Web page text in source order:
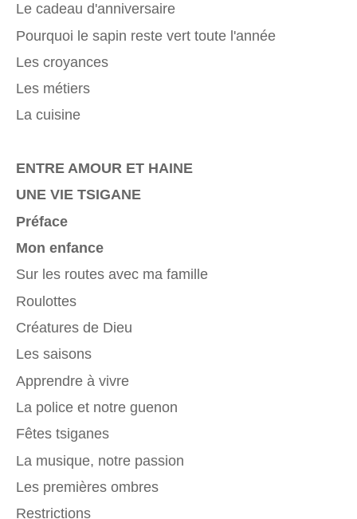
Le cadeau d'anniversaire
Pourquoi le sapin reste vert toute l'année
Les croyances
Les métiers
La cuisine
ENTRE AMOUR ET HAINE
UNE VIE TSIGANE
Préface
Mon enfance
Sur les routes avec ma famille
Roulottes
Créatures de Dieu
Les saisons
Apprendre à vivre
La police et notre guenon
Fêtes tsiganes
La musique, notre passion
Les premières ombres
Restrictions